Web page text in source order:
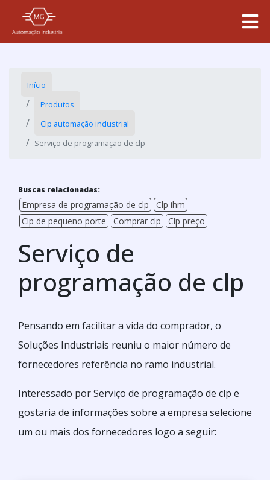
Início
Produtos
Clp automação industrial
Serviço de programação de clp
Buscas relacionadas:
Empresa de programação de clp
Clp ihm
Clp de pequeno porte
Comprar clp Clp preço
Serviço de
programação de clp
Pensando em facilitar a vida do comprador, o
Soluções Industriais reuniu o maior número de
fornecedores referência no ramo industrial.
Interessado por Serviço de programação de clp e
gostaria de informações sobre a empresa selecione
um ou mais dos fornecedores logo a seguir: